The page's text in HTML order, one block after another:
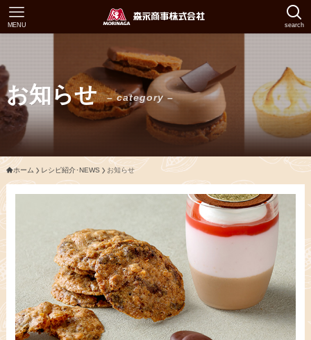
search
MENU
お知らせ – category –
ホーム レシピ紹介･NEWS お知らせ